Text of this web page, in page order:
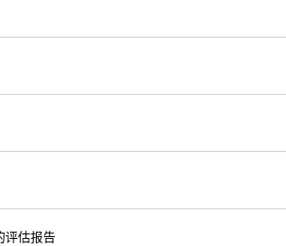
评估报告